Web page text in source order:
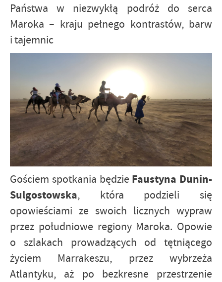
Państwa w niezwykłą podróż do serca
Maroka – kraju pełnego kontrastów, barw
i tajemnic
Gościem spotkania będzie Faustyna Dunin-
Sulgostowska, która podzieli się
opowieściami ze swoich licznych wypraw
przez południowe regiony Maroka. Opowie
o szlakach prowadzących od tętniącego
życiem Marrakeszu, przez wybrzeża
Atlantyku, aż po bezkresne przestrzenie